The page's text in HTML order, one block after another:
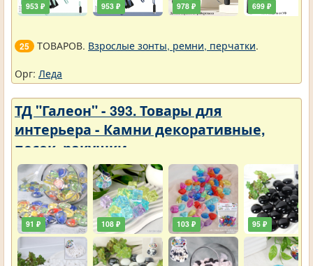
953 ₽ 953 ₽ 978 ₽ 699 ₽
25 ТОВАРОВ. Взрослые зонты, ремни, перчатки.
Орг: Леда
ТД "Галеон" - 393. Товары для
интерьера - Камни декоративные,
песок, ракушки
91 ₽ 108 ₽ 103 ₽ 95 ₽